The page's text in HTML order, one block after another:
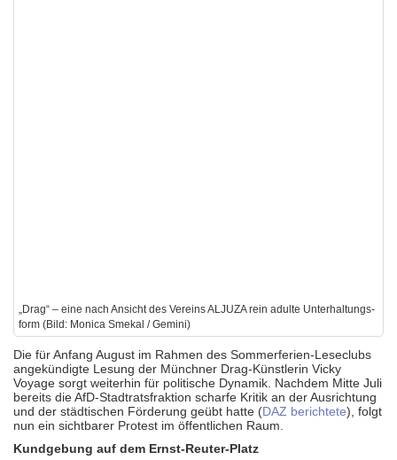
„Drag“ – eine nach Ansicht des Vereins ALJUZA rein adulte Unter­haltungs­
form (Bild: Monica Smekal / Gemini)
Die für Anfang August im Rahmen des Sommer­ferien-Leseclubs
ange­kündigte Lesung der Münchner Drag-Künst­lerin Vicky
Voyage sorgt weiter­hin für politi­sche Dynamik. Nachdem Mitte Juli
bereits die AfD-Stadt­rats­fraktion scharfe Kritik an der Aus­richtung
und der städti­schen Förderung geübt hatte (DAZ berichtete), folgt
nun ein sicht­barer Protest im öffent­lichen Raum.
Kundgebung auf dem Ernst-Reuter-Platz